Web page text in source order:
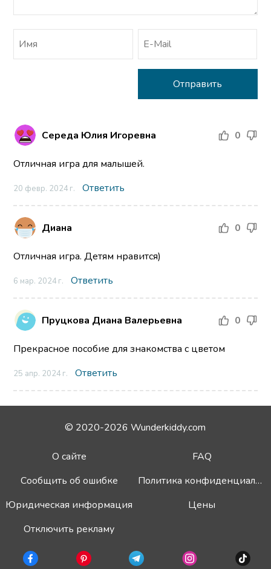
Середа Юлия Игоревна 0
Отличная игра для малышей.
20 февр. 2024 г. Ответить
Диана 0
Отличная игра. Детям нравится)
6 мар. 2024 г. Ответить
Пруцкова Диана Валерьевна 0
Прекрасное пособие для знакомства с цветом
25 апр. 2024 г. Ответить
© 2020-2026 Wunderkiddy.com
О сайте
FAQ
Сообщить об ошибке
Политика конфиденциальности
Юридическая информация
Цены
Отключить рекламу